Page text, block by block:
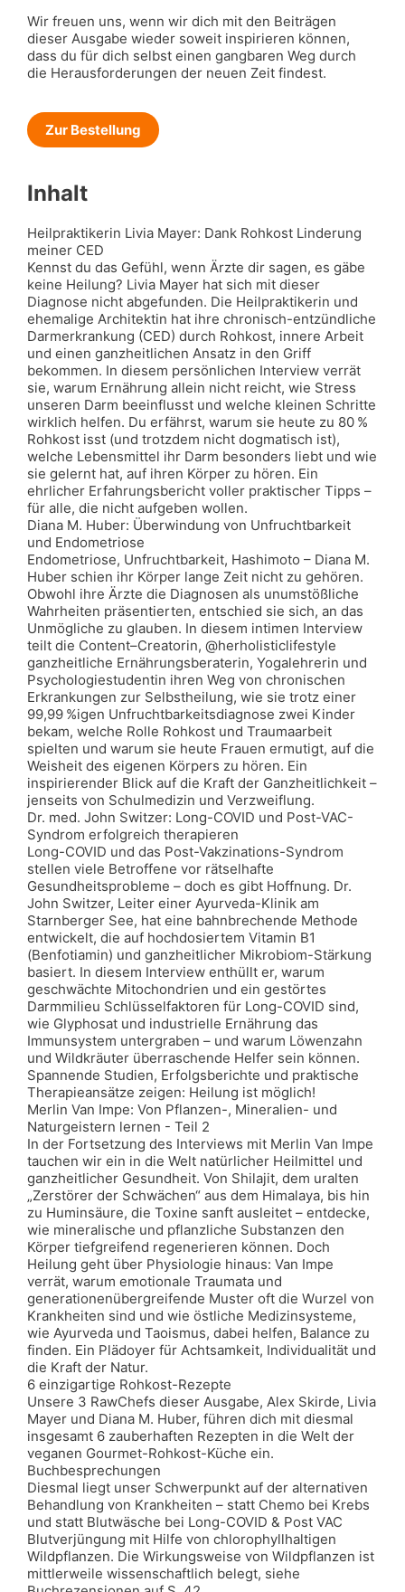
Wir freuen uns, wenn wir dich mit den Beiträgen
dieser Ausgabe wieder soweit inspirieren können,
dass du für dich selbst einen gangbaren Weg durch
die Herausforderungen der neuen Zeit findest.
Zur Bestellung
Inhalt
Heilpraktikerin Livia Mayer: Dank Rohkost Linderung
meiner CED
Kennst du das Gefühl, wenn Ärzte dir sagen, es gäbe
keine Heilung? Livia Mayer hat sich mit dieser
Diagnose nicht abgefunden. Die Heilpraktikerin und
ehemalige Architektin hat ihre chronisch-entzündliche
Darmerkrankung (CED) durch Rohkost, innere Arbeit
und einen ganzheitlichen Ansatz in den Griff
bekommen. In diesem persönlichen Interview verrät
sie, warum Ernährung allein nicht reicht, wie Stress
unseren Darm beeinflusst und welche kleinen Schritte
wirklich helfen. Du erfährst, warum sie heute zu 80 %
Rohkost isst (und trotzdem nicht dogmatisch ist),
welche Lebensmittel ihr Darm besonders liebt und wie
sie gelernt hat, auf ihren Körper zu hören. Ein
ehrlicher Erfahrungsbericht voller praktischer Tipps –
für alle, die nicht aufgeben wollen.
Diana M. Huber: Überwindung von Unfruchtbarkeit
und Endometriose
Endometriose, Unfruchtbarkeit, Hashimoto – Diana M.
Huber schien ihr Körper lange Zeit nicht zu gehören.
Obwohl ihre Ärzte die Diagnosen als unumstößliche
Wahrheiten präsentierten, entschied sie sich, an das
Unmögliche zu glauben. In diesem intimen Interview
teilt die Content–Creatorin, @herholisticlifestyle
ganzheitliche Ernährungsberaterin, Yogalehrerin und
Psychologiestudentin ihren Weg von chronischen
Erkrankungen zur Selbstheilung, wie sie trotz einer
99,99 %igen Unfruchtbarkeitsdiagnose zwei Kinder
bekam, welche Rolle Rohkost und Traumaarbeit
spielten und warum sie heute Frauen ermutigt, auf die
Weisheit des eigenen Körpers zu hören. Ein
inspirierender Blick auf die Kraft der Ganzheitlichkeit –
jenseits von Schulmedizin und Verzweiflung.
Dr. med. John Switzer: Long-COVID und Post-VAC-
Syndrom erfolgreich therapieren
Long-COVID und das Post-Vakzinations-Syndrom
stellen viele Betroffene vor rätselhafte
Gesundheitsprobleme – doch es gibt Hoffnung. Dr.
John Switzer, Leiter einer Ayurveda-Klinik am
Starnberger See, hat eine bahnbrechende Methode
entwickelt, die auf hochdosiertem Vitamin B1
(Benfotiamin) und ganzheitlicher Mikrobiom-Stärkung
basiert. In diesem Interview enthüllt er, warum
geschwächte Mitochondrien und ein gestörtes
Darmmilieu Schlüsselfaktoren für Long-COVID sind,
wie Glyphosat und industrielle Ernährung das
Immunsystem untergraben – und warum Löwenzahn
und Wildkräuter überraschende Helfer sein können.
Spannende Studien, Erfolgsberichte und praktische
Therapieansätze zeigen: Heilung ist möglich!
Merlin Van Impe: Von Pflanzen-, Mineralien- und
Naturgeistern lernen - Teil 2
In der Fortsetzung des Interviews mit Merlin Van Impe
tauchen wir ein in die Welt natürlicher Heilmittel und
ganzheitlicher Gesundheit. Von Shilajit, dem uralten
„Zerstörer der Schwächen“ aus dem Himalaya, bis hin
zu Huminsäure, die Toxine sanft ausleitet – entdecke,
wie mineralische und pflanzliche Substanzen den
Körper tiefgreifend regenerieren können. Doch
Heilung geht über Physiologie hinaus: Van Impe
verrät, warum emotionale Traumata und
generationenübergreifende Muster oft die Wurzel von
Krankheiten sind und wie östliche Medizinsysteme,
wie Ayurveda und Taoismus, dabei helfen, Balance zu
finden. Ein Plädoyer für Achtsamkeit, Individualität und
die Kraft der Natur.
6 einzigartige Rohkost-Rezepte
Unsere 3 RawChefs dieser Ausgabe, Alex Skirde, Livia
Mayer und Diana M. Huber, führen dich mit diesmal
insgesamt 6 zauberhaften Rezepten in die Welt der
veganen Gourmet-Rohkost-Küche ein.
Buchbesprechungen
Diesmal liegt unser Schwerpunkt auf der alternativen
Behandlung von Krankheiten – statt Chemo bei Krebs
und statt Blutwäsche bei Long-COVID & Post VAC
Blutverjüngung mit Hilfe von chlorophyllhaltigen
Wildpflanzen. Die Wirkungsweise von Wildpflanzen ist
mittlerweile wissenschaftlich belegt, siehe